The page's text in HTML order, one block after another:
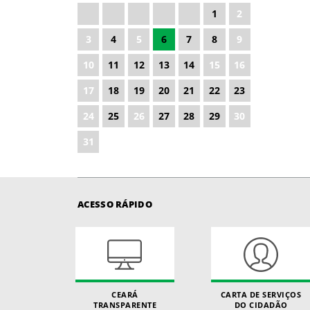
2028
1
2
3
4 5 6 7 8
9
10
11 12 13 14 15
16
17
18 19 20 21 22
23
24
25 26 27 28 29
30
31
ACESSO RÁPIDO
CEARÁ
TRANSPARENTE
CARTA DE SERVIÇOS
DO CIDADÃO